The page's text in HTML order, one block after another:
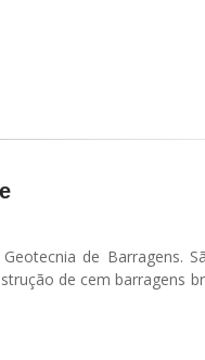
de Barragens.
de cem barragens